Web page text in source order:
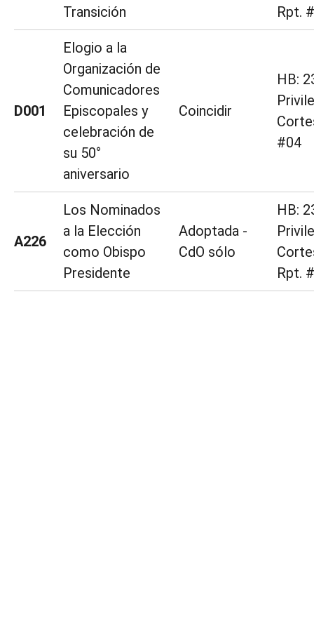
Transición
Rpt.
D001
Elogio a la
Organización de
Comunicadores
Episcopales y
celebración de
su 50°
aniversario
Coincidir
HB:
#04
A226
Los Nominados
a la Elección
como Obispo
Presidente
Adoptada -
CdO sólo
HB:
Rpt.